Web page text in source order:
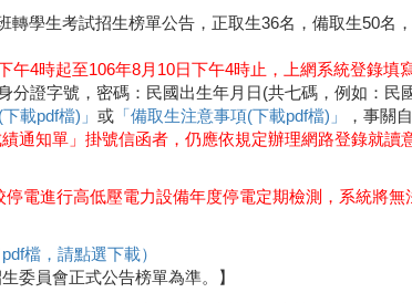
學生考試招生榜單公告，正取生36名，備取生50名，
午4時起至106年8月10日下午4時止，上網系統登錄填
分證字號，密碼：民國出生年月日(共七碼，例如：民
載pdf檔)」 或 「備取生注意事項(下載pdf檔)」
，事關
通知單」掛號信函者，仍應依規定辦理網路登錄就讀
電進行高低壓電力設備年度停電定期檢測，系統將無
檔，請點選下載）
委員會正式公告榜單為準。】